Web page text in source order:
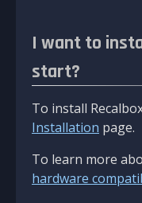
I want to
start?
To install
Installation page.
To learn more
hardware